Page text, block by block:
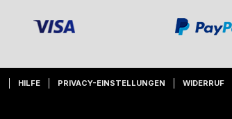
HILFE PRIVACY-EINSTELLUNGEN WIDERRUF